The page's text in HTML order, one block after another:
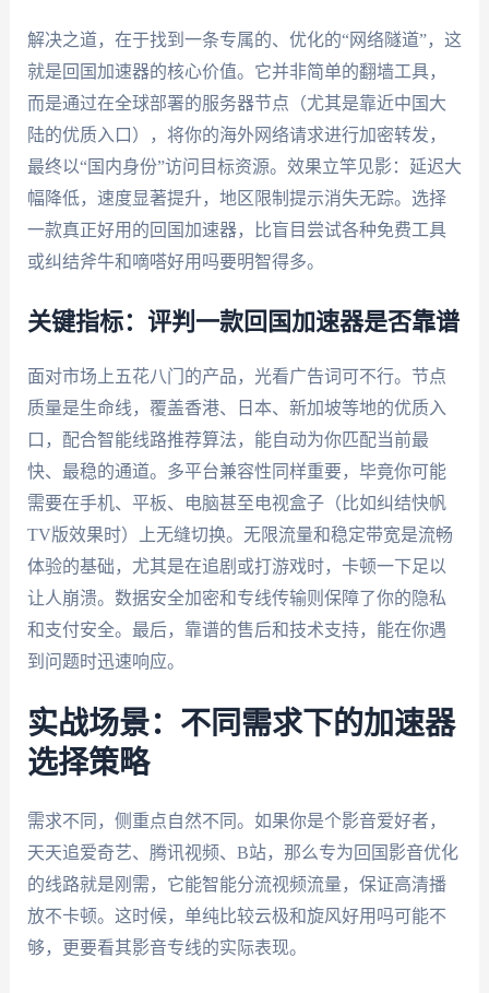
解决之道，在于找到一条专属的、优化的“网络隧道”，这
就是回国加速器的核心价值。它并非简单的翻墙工具，
而是通过在全球部署的服务器节点（尤其是靠近中国大
陆的优质入口），将你的海外网络请求进行加密转发，
最终以“国内身份”访问目标资源。效果立竿见影：延迟大
幅降低，速度显著提升，地区限制提示消失无踪。选择
一款真正好用的回国加速器，比盲目尝试各种免费工具
或纠结斧牛和嘀嗒好用吗要明智得多。
关键指标：评判一款回国加速器是否靠谱
面对市场上五花八门的产品，光看广告词可不行。节点
质量是生命线，覆盖香港、日本、新加坡等地的优质入
口，配合智能线路推荐算法，能自动为你匹配当前最
快、最稳的通道。多平台兼容性同样重要，毕竟你可能
需要在手机、平板、电脑甚至电视盒子（比如纠结快帆
TV版效果时）上无缝切换。无限流量和稳定带宽是流畅
体验的基础，尤其是在追剧或打游戏时，卡顿一下足以
让人崩溃。数据安全加密和专线传输则保障了你的隐私
和支付安全。最后，靠谱的售后和技术支持，能在你遇
到问题时迅速响应。
实战场景：不同需求下的加速器
选择策略
需求不同，侧重点自然不同。如果你是个影音爱好者，
天天追爱奇艺、腾讯视频、B站，那么专为回国影音优化
的线路就是刚需，它能智能分流视频流量，保证高清播
放不卡顿。这时候，单纯比较云极和旋风好用吗可能不
够，更要看其影音专线的实际表现。